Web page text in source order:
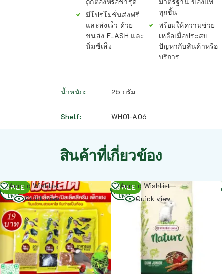
มีโปรโมชั่นส่งฟรี
และส่งเร็ว ด้วย
ขนส่ง FLASH และ
นิ่มซี่เส็ง
ทุกชิ้น
พร้อมให้ความช่วย
เหลือเมื่อประสบ
ปัญหากับสินค้าหรือ
บริการ
น้ำหนัก 25 กรัม
Shelf WH01-A06
สินค้าที่เกี่ยวข้อง
SALE
Add to Wishlist
Quick view
อ่าน
เพิ่ม
SALE
Add to Wishlist
Quick view
อ่าน
เพิ่ม